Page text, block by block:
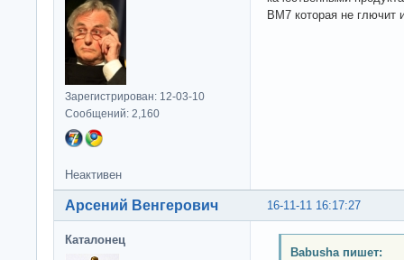
Зарегистрирован: 12-03-10
Сообщений: 2,160
ВМ7 которая не глючит
Неактивен
16-11-11 16:17:27
Арсений Венгерович
Каталонец
Babusha пишет: